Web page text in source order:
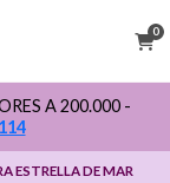
0
A 200.000 -
ESTRELLA DE MAR